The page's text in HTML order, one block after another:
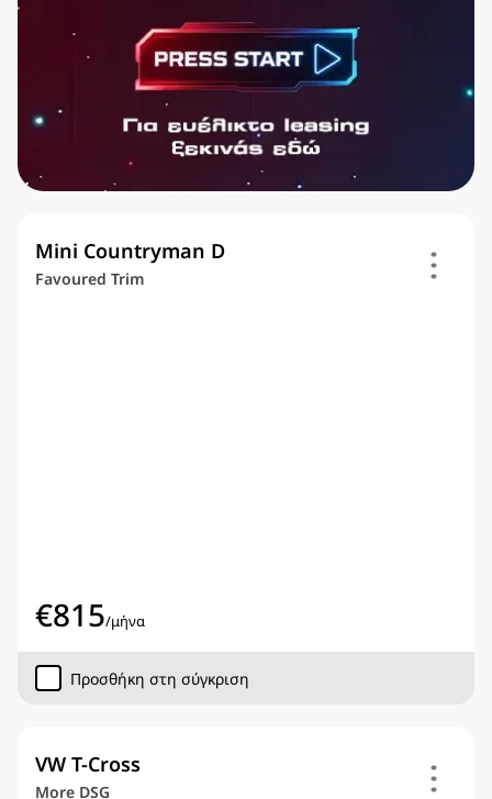
Mini Countryman D
Favoured Trim
€815/μήνα
Προσθήκη στη σύγκριση
VW T-Cross
More DSG